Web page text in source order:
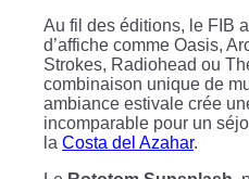
Au fil des éditions, le FIB
d’affiche comme Oasis,
Strokes, Radiohead ou
combinaison unique de
ambiance estivale crée
incomparable pour un
la Costa del Azahar.